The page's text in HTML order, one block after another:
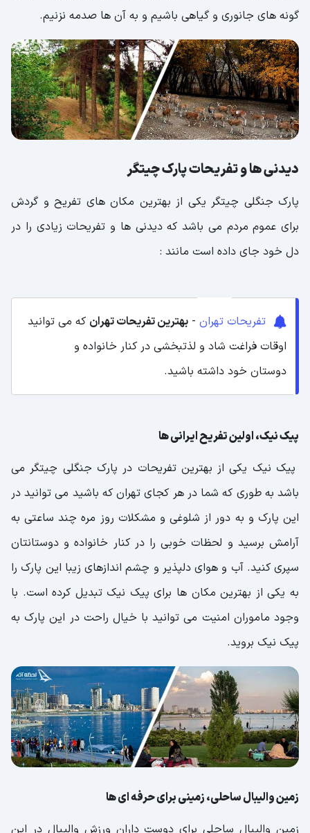
گونه های جانوری و گیاهی باشیم و به آن ها صدمه نزنیم.
دیدنی ها و تفریحات پارک چیتگر
پارک جنگلی چیتگر یکی از بهترین مکان های تفریح و گردش
برای عموم مردم می باشد که دیدنی ها و تفریحات زیادی را در
دل خود جای داده است مانند :
تفریحات تهران - بهترین تفریحات تهران که می توانید
اوقات فراغت شاد و لذتبخشی در کنار خانواده و
دوستان خود داشته باشید.
پیک نیک، اولین تفریح ایرانی ها
پیک نیک یکی از بهترین تفریحات در پارک جنگلی چیتگر می
باشد به طوری که شما در هر کجای تهران که باشید می توانید در
این پارک و به دور از شلوغی و مشکلات روز مره چند ساعتی به
آرامش برسید و لحظات خوبی را در کنار خانواده و دوستانتان
سپری کنید. آب و هوای دلپذیر و چشم اندازهای زیبا این پارک را
به یکی از بهترین مکان ها برای پیک نیک تبدیل کرده است. با
وجود ماموران امنیت می توانید با خیال راحت در این پارک به
پیک نیک بروید.
زمین والیبال ساحلی، زمینی برای حرفه ای ها
زمین والیبال ساحلی برای دوست داران ورزش والیبال در این